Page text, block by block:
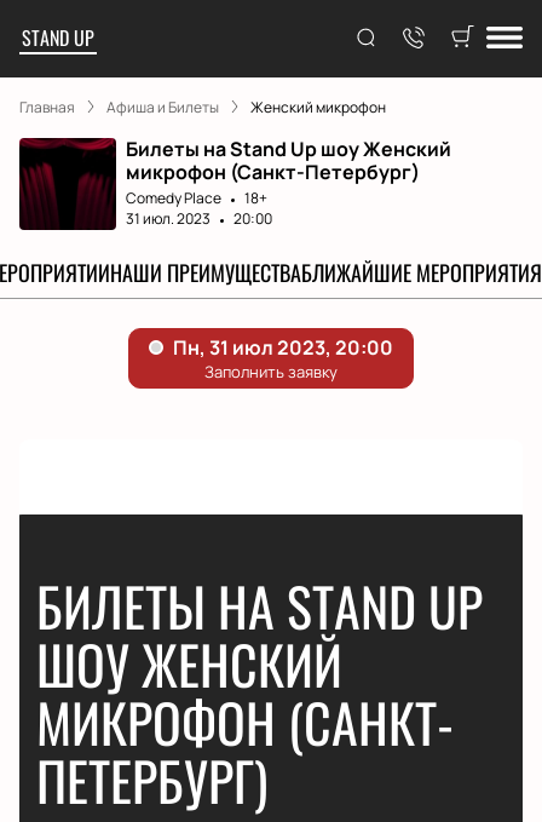
STAND UP
Главная Афиша и Билеты Женский микрофон
Билеты на Stand Up шоу Женский
микрофон (Санкт-Петербург)
Comedy Place
18+
31 июл. 2023
20:00
НАШИ ПРЕИМУЩЕСТВАБЛИЖАЙШИЕ МЕРОПРИЯТИЯ
БИЛЕТЫ НА STAND UP
ШОУ ЖЕНСКИЙ
МИКРОФОН (САНКТ-
ПЕТЕРБУРГ)